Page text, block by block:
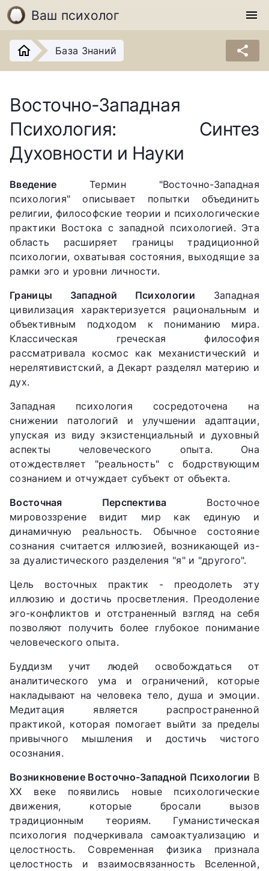
Ваш психолог menu
База Знаний share
Восточно-Западная
Психология: Синтез
Духовности и Науки
Введение Термин "Восточно-Западная
психология" описывает попытки объединить
религии, философские теории и психологические
практики Востока с западной психологией. Эта
область расширяет границы традиционной
психологии, охватывая состояния, выходящие за
рамки эго и уровни личности.
Границы Западной Психологии Западная
цивилизация характеризуется рациональным и
объективным подходом к пониманию мира.
Классическая греческая философия
рассматривала космос как механистический и
нерелятивистский, а Декарт разделял материю и
дух.
Западная психология сосредоточена на
снижении патологий и улучшении адаптации,
упуская из виду экзистенциальный и духовный
аспекты человеческого опыта. Она
отождествляет "реальность" с бодрствующим
сознанием и отчуждает субъект от объекта.
Восточная Перспектива Восточное
мировоззрение видит мир как единую и
динамичную реальность. Обычное состояние
сознания считается иллюзией, возникающей из-
за дуалистического разделения "я" и "другого".
Цель восточных практик - преодолеть эту
иллюзию и достичь просветления. Преодоление
эго-конфликтов и отстраненный взгляд на себя
позволяют получить более глубокое понимание
человеческого опыта.
Буддизм учит людей освобождаться от
аналитического ума и ограничений, которые
накладывают на человека тело, душа и эмоции.
Медитация является распространенной
практикой, которая помогает выйти за пределы
привычного мышления и достичь чистого
осознания.
Возникновение Восточно-Западной Психологии В
XX веке появились новые психологические
движения, которые бросали вызов
традиционным теориям. Гуманистическая
психология подчеркивала самоактуализацию и
целостность. Современная физика признала
целостность и взаимосвязанность Вселенной,